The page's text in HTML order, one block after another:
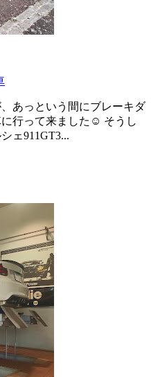
あっという間にブレーキダ
行って来ました☺️ そうし
ェ911GT3...